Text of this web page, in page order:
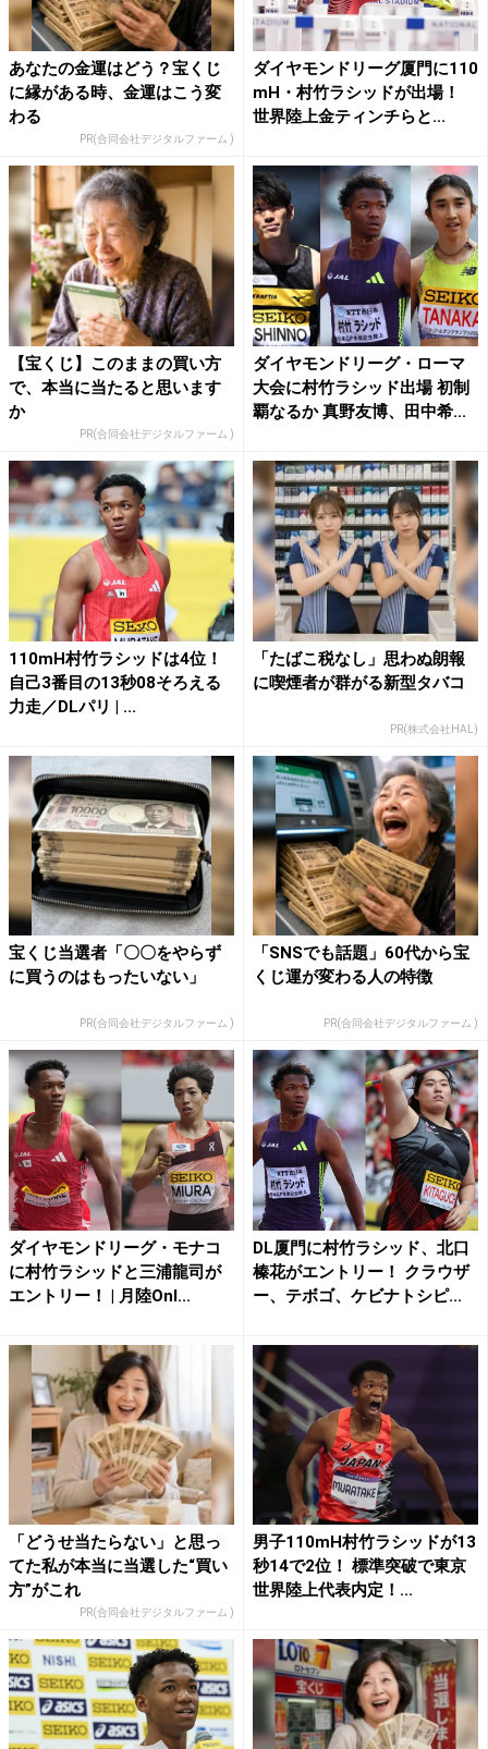
あなたの金運はどう？宝くじ
に縁がある時、金運はこう変
わる
PR(合同会社デジタルファーム )
ダイヤモンドリーグ厦門に110
mH・村竹ラシッドが出場！
世界陸上金ティンチらと...
【宝くじ】このままの買い方
で、本当に当たると思います
か
PR(合同会社デジタルファーム )
ダイヤモンドリーグ・ローマ
大会に村竹ラシッド出場 初制
覇なるか 真野友博、田中希...
110mH村竹ラシッドは4位！
自己3番目の13秒08そろえる
力走／DLパリ | ...
「たばこ税なし」思わぬ朗報
に喫煙者が群がる新型タバコ
PR(株式会社HAL)
宝くじ当選者「〇〇をやらず
に買うのはもったいない」
PR(合同会社デジタルファーム )
「SNSでも話題」60代から宝
くじ運が変わる人の特徴
PR(合同会社デジタルファーム )
ダイヤモンドリーグ・モナコ
に村竹ラシッドと三浦龍司が
エントリー！ | 月陸Onl...
DL厦門に村竹ラシッド、北口
榛花がエントリー！ クラウザ
ー、テボゴ、ケビナトシピ...
「どうせ当たらない」と思っ
てた私が本当に当選した“買い
方”がこれ
PR(合同会社デジタルファーム )
男子110mH村竹ラシッドが13
秒14で2位！ 標準突破で東京
世界陸上代表内定！...